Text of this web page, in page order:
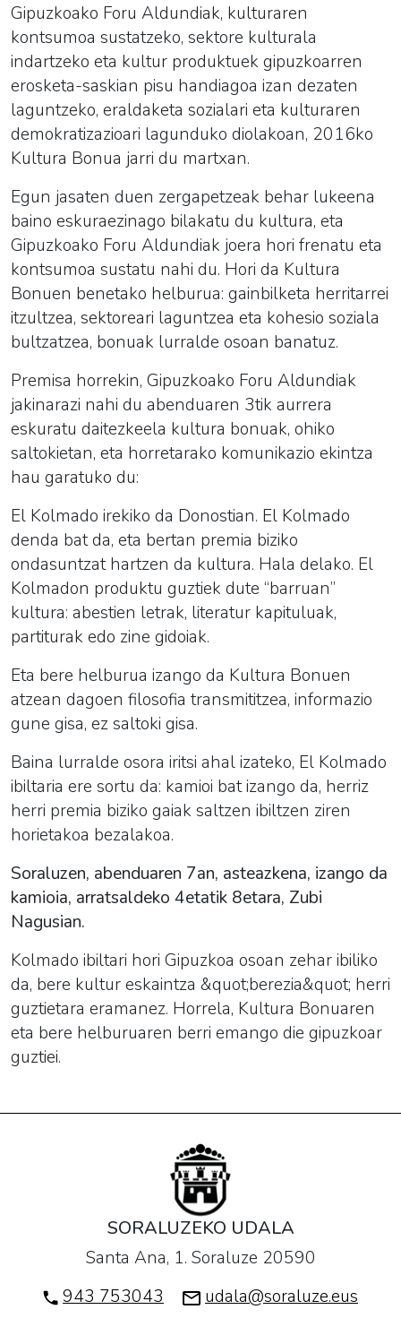
Gipuzkoako Foru Aldundiak, kulturaren
kontsumoa sustatzeko, sektore kulturala
indartzeko eta kultur produktuek gipuzkoarren
erosketa-saskian pisu handiagoa izan dezaten
laguntzeko, eraldaketa sozialari eta kulturaren
demokratizazioari lagunduko diolakoan, 2016ko
Kultura Bonua jarri du martxan.
Egun jasaten duen zergapetzeak behar lukeena
baino eskuraezinago bilakatu du kultura, eta
Gipuzkoako Foru Aldundiak joera hori frenatu eta
kontsumoa sustatu nahi du. Hori da Kultura
Bonuen benetako helburua: gainbilketa herritarrei
itzultzea, sektoreari laguntzea eta kohesio soziala
bultzatzea, bonuak lurralde osoan banatuz.
Premisa horrekin, Gipuzkoako Foru Aldundiak
jakinarazi nahi du abenduaren 3tik aurrera
eskuratu daitezkeela kultura bonuak, ohiko
saltokietan, eta horretarako komunikazio ekintza
hau garatuko du:
El Kolmado irekiko da Donostian. El Kolmado
denda bat da, eta bertan premia biziko
ondasuntzat hartzen da kultura. Hala delako. El
Kolmadon produktu guztiek dute “barruan”
kultura: abestien letrak, literatur kapituluak,
partiturak edo zine gidoiak.
Eta bere helburua izango da Kultura Bonuen
atzean dagoen filosofia transmititzea, informazio
gune gisa, ez saltoki gisa.
Baina lurralde osora iritsi ahal izateko, El Kolmado
ibiltaria ere sortu da: kamioi bat izango da, herriz
herri premia biziko gaiak saltzen ibiltzen ziren
horietakoa bezalakoa.
Soraluzen, abenduaren 7an, asteazkena, izango da
kamioia, arratsaldeko 4etatik 8etara, Zubi
Nagusian.
Kolmado ibiltari hori Gipuzkoa osoan zehar ibiliko
da, bere kultur eskaintza &quot;berezia&quot; herri
guztietara eramanez. Horrela, Kultura Bonuaren
eta bere helburuaren berri emango die gipuzkoar
guztiei.
SORALUZEKO UDALA
Santa Ana, 1. Soraluze 20590
943 753043
udala@soraluze.eus